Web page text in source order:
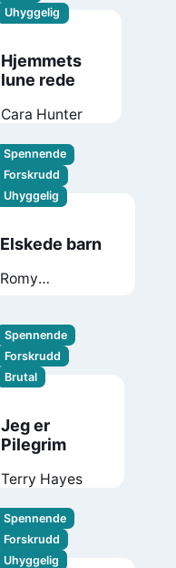
Uhyggelig
Hjemmets
lune rede
Cara Hunter
Spennende
Forskrudd
Uhyggelig
Elskede barn
Romy
Spennende
Forskrudd
Brutal
Jeg er
Pilegrim
Terry Hayes
Spennende
Forskrudd
Uhyggelig